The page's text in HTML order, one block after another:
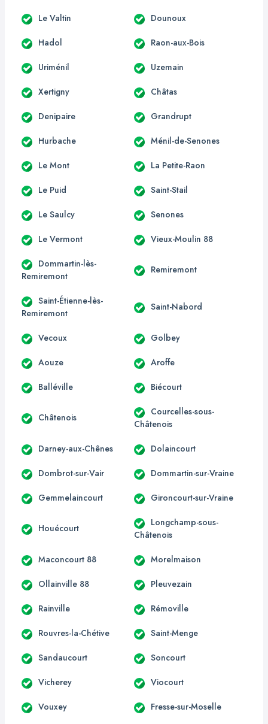
Le Valtin Dounoux
Hadol Raon-aux-Bois
Uriménil Uzemain
Xertigny Châtas
Denipaire Grandrupt
Hurbache Ménil-de-Senones
Le Mont La Petite-Raon
Le Puid Saint-Stail
Le Saulcy Senones
Le Vermont Vieux-Moulin 88
Dommartin-lès-
Remiremont
Remiremont
Saint-Étienne-lès-
Remiremont
Saint-Nabord
Vecoux Golbey
Aouze Aroffe
Balléville Biécourt
Châtenois
Courcelles-sous-
Châtenois
Darney-aux-Chênes Dolaincourt
Dombrot-sur-Vair Dommartin-sur-Vraine
Gemmelaincourt Gironcourt-sur-Vraine
Houécourt
Longchamp-sous-
Châtenois
Maconcourt 88 Morelmaison
Ollainville 88 Pleuvezain
Rainville Rémoville
Rouvres-la-Chétive Saint-Menge
Sandaucourt Soncourt
Vicherey Viocourt
Vouxey Fresse-sur-Moselle